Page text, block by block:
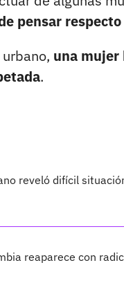
pensar
una mujer
.
reveló difícil
reaparece con